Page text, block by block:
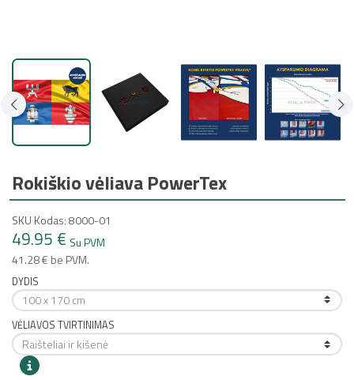
Rokiškio vėliava PowerTex
SKU Kodas: 8000-01
49.95 € Su PVM
41.28 € be PVM.
DYDIS
VĖLIAVOS TVIRTINIMAS